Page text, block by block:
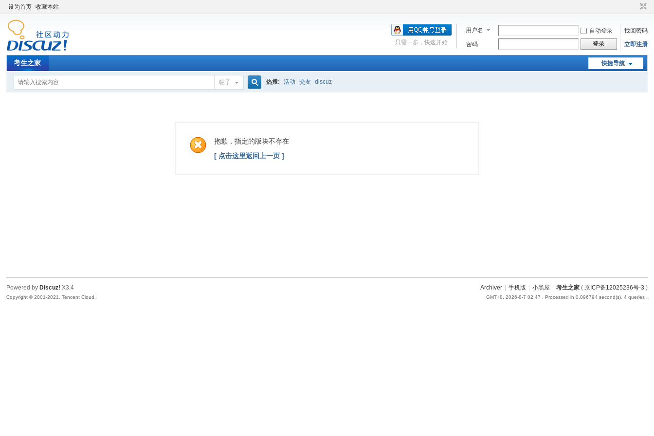
设为首页 收藏本站
用户名 自动登录
找回密码
密码
登录 立即注册
只需一步，快速开始
快捷导航
考生之家
帖子
索
热搜: 活动 交友 discuz
抱歉，指定的版块不存在
[ 点击这里返回上一页 ]
Archiver 手机版 小黑屋 考生之家( 京ICP备12025236号-3 )
GMT+8, 2026-8-7 02:47 , Processed in 0.096794 second(s), 4 queries .
Powered by Discuz! X3.4
Copyright © 2001-2021, Tencent Cloud.